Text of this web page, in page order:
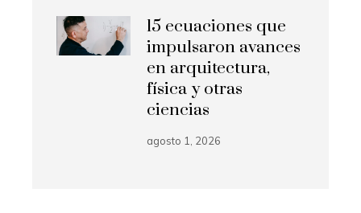
15 ecuaciones que
impulsaron avances
en arquitectura,
física y otras
ciencias
agosto 1, 2026